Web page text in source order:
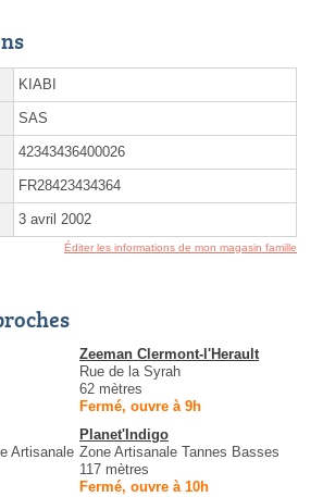
KIABI
SAS
42343436400026
FR28423434364
3 avril 2002
Éditer les informations de mon magasin famille
Zeeman Clermont-l'Herault
Rue de la Syrah
62 mètres
Fermé, ouvre à 9h
Artisanale
Planet'Indigo
Zone Artisanale Tannes Basses
117 mètres
Fermé, ouvre à 10h